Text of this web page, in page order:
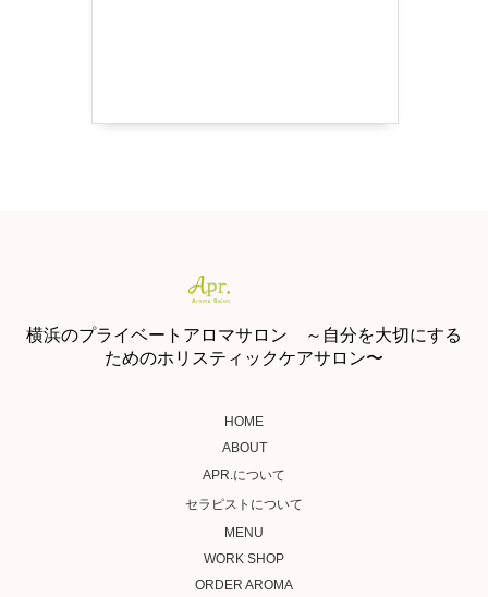
横浜のプライベートアロマサロン ～自分を大切にする
ためのホリスティックケアサロン〜
HOME
ABOUT
APR.について
セラピストについて
MENU
WORK SHOP
ORDER AROMA